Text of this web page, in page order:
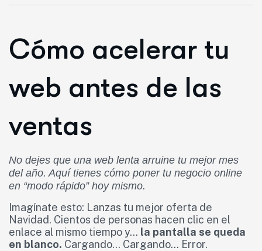
Cómo acelerar tu
web antes de las
ventas
No dejes que una web lenta arruine tu mejor mes
del año. Aquí tienes cómo poner tu negocio online
en “modo rápido” hoy mismo.
Imagínate esto: Lanzas tu mejor oferta de
Navidad. Cientos de personas hacen clic en el
enlace al mismo tiempo y… la pantalla se queda
en blanco. Cargando… Cargando… Error.